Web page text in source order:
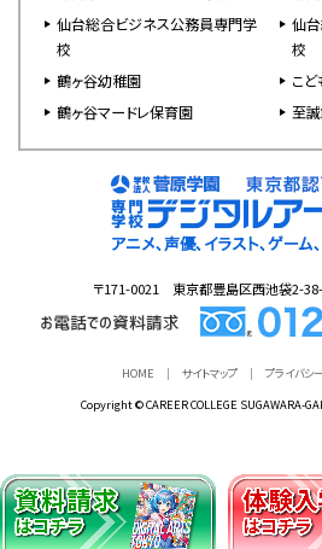
仙台総合ビジネス公務員専門学
校
仙
校
鶴ヶ谷幼稚園
こ
鶴ヶ谷マードレ保育園
至
〒171-0021 東京都豊島区西池袋2-
Copyright © CAREER COLLEGE SUGAWARA-
HOME サイトマップ プライバシ